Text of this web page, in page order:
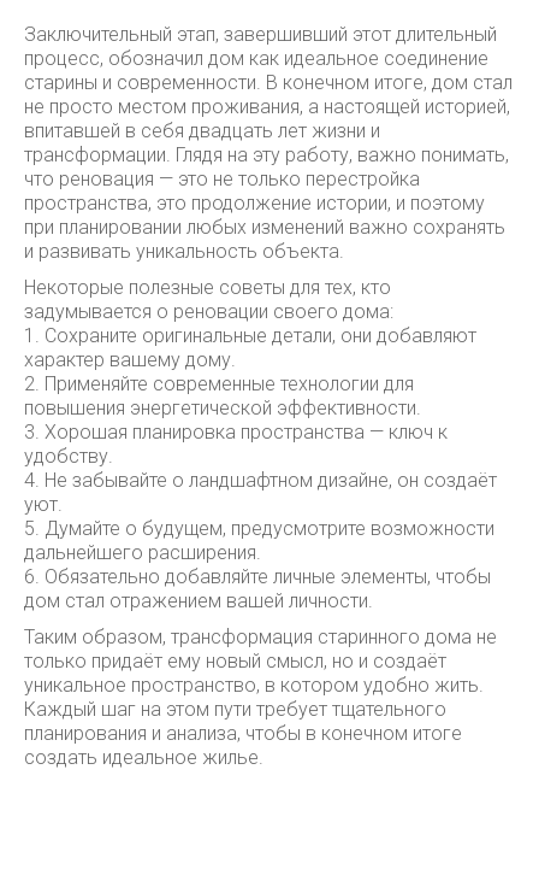
Заключительный этап, завершивший этот длительный
процесс, обозначил дом как идеальное соединение
старины и современности. В конечном итоге, дом стал
не просто местом проживания, а настоящей историей,
впитавшей в себя двадцать лет жизни и
трансформации. Глядя на эту работу, важно понимать,
что реновация — это не только перестройка
пространства, это продолжение истории, и поэтому
при планировании любых изменений важно сохранять
и развивать уникальность объекта.
Некоторые полезные советы для тех, кто
задумывается о реновации своего дома:
1. Сохраните оригинальные детали, они добавляют
характер вашему дому.
2. Применяйте современные технологии для
повышения энергетической эффективности.
3. Хорошая планировка пространства — ключ к
удобству.
4. Не забывайте о ландшафтном дизайне, он создаёт
уют.
5. Думайте о будущем, предусмотрите возможности
дальнейшего расширения.
6. Обязательно добавляйте личные элементы, чтобы
дом стал отражением вашей личности.
Таким образом, трансформация старинного дома не
только придаёт ему новый смысл, но и создаёт
уникальное пространство, в котором удобно жить.
Каждый шаг на этом пути требует тщательного
планирования и анализа, чтобы в конечном итоге
создать идеальное жилье.